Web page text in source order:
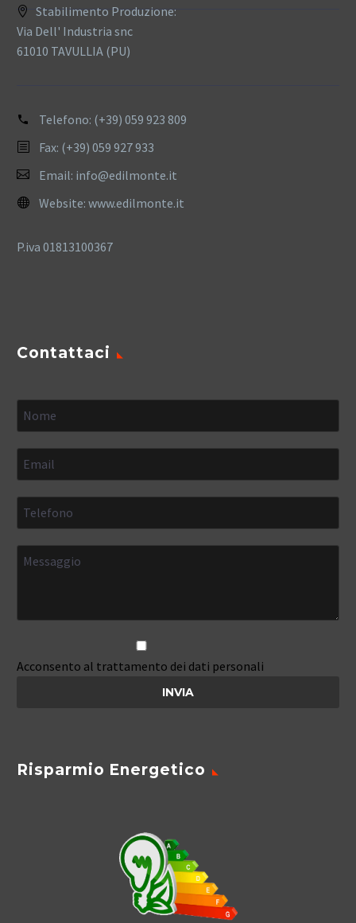
Stabilimento Produzione:
Via Dell' Industria snc
61010 TAVULLIA (PU)
Telefono: (+39) 059 923 809
Fax: (+39) 059 927 933
Email: info@edilmonte.it
Website: www.edilmonte.it
P.iva 01813100367
Contattaci
Acconsento al trattamento dei dati personali
Risparmio Energetico